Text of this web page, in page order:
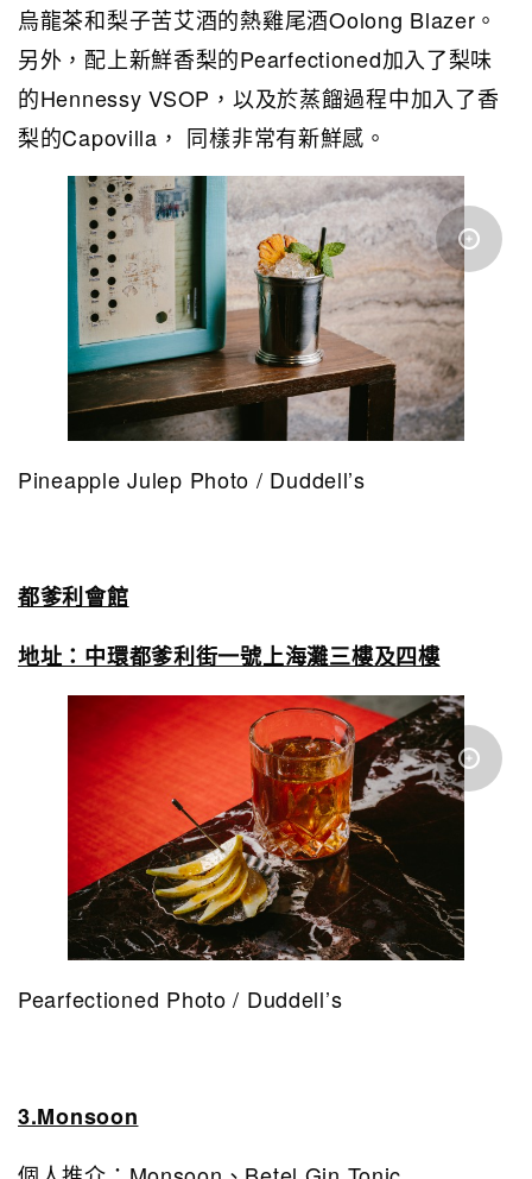
烏龍茶和梨子苦艾酒的熱雞尾酒Oolong Blazer。
另外，配上新鮮香梨的Pearfectioned加入了梨味
的Hennessy VSOP，以及於蒸餾過程中加入了香
梨的Capovilla， 同樣非常有新鮮感。
Pineapple Julep Photo / Duddell’s
都爹利會館
地址：中環都爹利街一號上海灘三樓及四樓
Pearfectioned Photo / Duddell’s
3.Monsoon